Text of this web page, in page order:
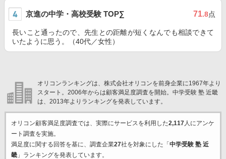
京進の中学・高校受験 TOP∑ 71.8点
長いこと通ったので、先生との距離が短くなんでも相談できて
いたように思う。（40代／女性）
オリコンランキングは、株式会社オリコンを前身企業に1967年より
スタート。2006年からは顧客満足度調査を開始。中学受験 塾 近畿
は、2013年よりランキングを発表しています。
オリコン顧客満足度調査では、実際にサービスを利用した2,117人にアンケ
ート調査を実施。
満足度に関する回答を基に、調査企業27社を対象にした「 中学受験 塾 近
畿」ランキングを発表しています。